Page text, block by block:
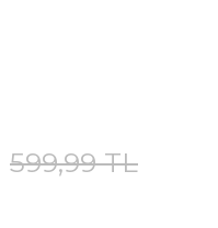
599,99 TL